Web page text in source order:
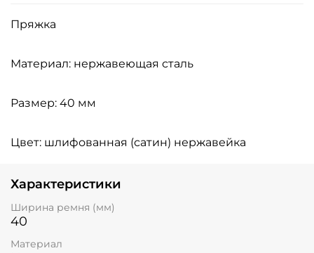
Пряжка
Материал: нержавеющая сталь
Размер: 40 мм
Цвет: шлифованная (сатин) нержавейка
Характеристики
Ширина ремня (мм)
40
Материал